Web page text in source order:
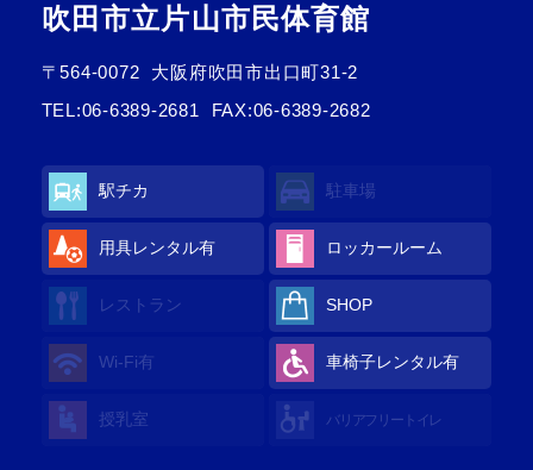
吹田市立片山市民体育館
〒564-0072
大阪府吹田市出口町31-2
TEL:06-6389-2681 FAX:06-6389-2682
駅チカ 駐車場
用具レンタル有 ロッカールーム
レストラン SHOP
Wi-Fi有 車椅子レンタル有
授乳室 バリアフリートイレ